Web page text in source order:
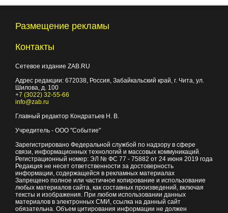
Размещение рекламы
Контакты
Сетевое издание ZAB.RU
Адрес редакции: 672038, Россия, Забайкальский край, г. Чита, ул.
Шилова, д. 100
+7 (3022) 32-55-66
info@zab.ru
Главный редактор Кондратьев Н. В.
Учредитель - ООО "Событие"
Зарегистрировано Федеральной службой по надзору в сфере
связи, информационных технологий и массовых коммуникаций.
Регистрационный номер: ЭЛ № ФС 77 - 75882 от 24 июня 2019 года
Редакция не несет ответственности за достоверность
информации, содержащейся в рекламных материалах
Запрещено полное или частичное копирование и использование
любых материалов сайта, как составных произведений, включая
тексты и изображения. При любом использовании данных
материалов в электронных СМИ, ссылка на данный сайт
обязательна. Объем цитирования информации не должен